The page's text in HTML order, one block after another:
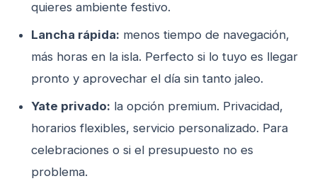
quieres ambiente festivo.
Lancha rápida: menos tiempo de navegación,
más horas en la isla. Perfecto si lo tuyo es llegar
pronto y aprovechar el día sin tanto jaleo.
Yate privado: la opción premium. Privacidad,
horarios flexibles, servicio personalizado. Para
celebraciones o si el presupuesto no es
problema.